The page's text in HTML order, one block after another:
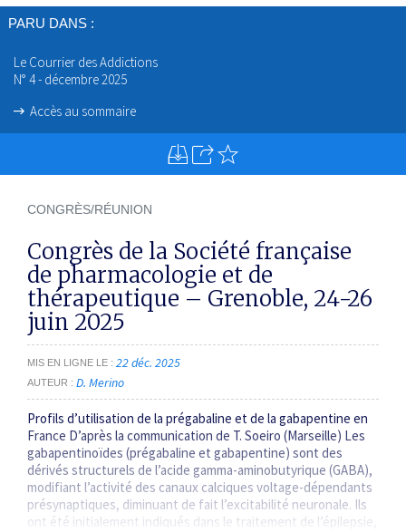
PARU DANS :
Le Courrier des Addictions
N° 4 - décembre 2025
Accès au sommaire
CONGRÈS/RÉUNION
Congrès de la Société française
de pharmacologie et de
thérapeutique – Grenoble, 24-26
juin 2025
MIS EN LIGNE LE 22 déc. 2025
AUTEUR D. Merino
Profils d’utilisation de la prégabaline et de la gabapentine en
France D’après la communication de T. Soeiro (Marseille) Les
gabapentinoïdes (prégabaline et gabapentine) sont des
dérivés structurels de l’acide gamma-amino­butyrique (GABA),
modifiant l’activité des canaux calciques voltage-dépendants
présynaptiques, diminuant de fait l’excitabilité neuronale. Ils
ont été initialement indiqués dans le traitement de l’épilepsie,